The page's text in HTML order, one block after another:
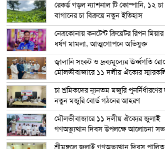
রেকর্ড গড়ল ন্যাশনাল টি কোম্পানি, ১২ চা
বাগানের চা বিক্রয়ে নতুন ইতিহাস
নেত্রকোনায় কনটেন্ট ক্রিয়েটর রিপন মিয়ার
ধর্ষণ মামলা, আত্মগোপনে অভিযুক্ত
জ্বালানি সংকট ও দ্রব্যমূল্যের ঊর্ধ্বগতি
মৌলভীবাজারে ১১ দলীয় ঐক্যের
চা শ্রমিকদের ন্যূনতম মজুরি পুনর্নির্ধারণের
নতুন মজুরি বোর্ড গঠনের আহরণ
মৌলভীবাজারে ১১ দলীয় ঐক্যের জুলাই
গণঅভ্যুত্থান দিবস উপলক্ষে আলোচনা
শ্রীমঙ্গলে জুলাই গণঅভ্যুত্থান দিবস পালিত